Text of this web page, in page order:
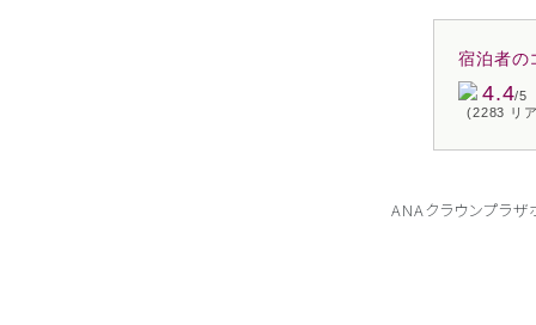
宿泊者の
4.4/5
(2283 リ
ANAクラウンプラ